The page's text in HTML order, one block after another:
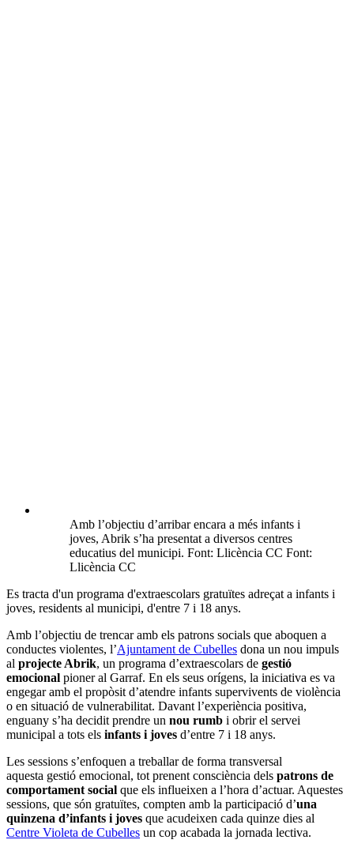
Amb l’objectiu d’arribar encara a més infants i
joves, Abrik s’ha presentat a diversos centres
educatius del municipi. Font: Llicència CC Font:
Llicència CC
Es tracta d'un programa d'extraescolars gratuïtes adreçat a infants i
joves, residents al municipi, d'entre 7 i 18 anys.
Amb l’objectiu de trencar amb els patrons socials que aboquen a
conductes violentes, l’Ajuntament de Cubelles dona un nou impuls
al projecte Abrik, un programa d’extraescolars de gestió
emocional pioner al Garraf. En els seus orígens, la iniciativa es va
engegar amb el propòsit d’atendre infants supervivents de violència
o en situació de vulnerabilitat. Davant l’experiència positiva,
enguany s’ha decidit prendre un nou rumb i obrir el servei
municipal a tots els infants i joves d’entre 7 i 18 anys.
Les sessions s’enfoquen a treballar de forma transversal
aquesta gestió emocional, tot prenent consciència dels patrons de
comportament social que els influeixen a l’hora d’actuar. Aquestes
sessions, que són gratuïtes, compten amb la participació d’una
quinzena d’infants i joves que acudeixen cada quinze dies al
Centre Violeta de Cubelles un cop acabada la jornada lectiva.